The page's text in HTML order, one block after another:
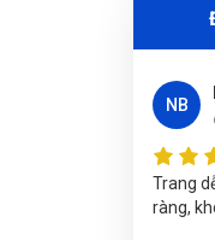
MÁY
phẩm
Lê
sản
Trang
ràng,
ĐP